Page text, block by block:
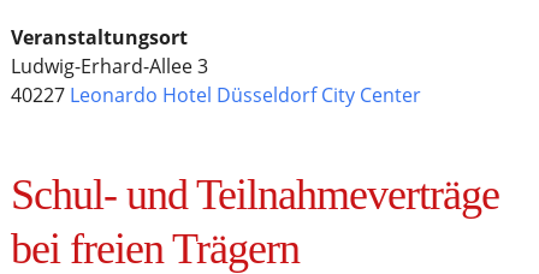
Veranstaltungsort
Ludwig-Erhard-Allee 3
40227 Leonardo Hotel Düsseldorf City Center
Schul- und Teilnahmeverträge
bei freien Trägern